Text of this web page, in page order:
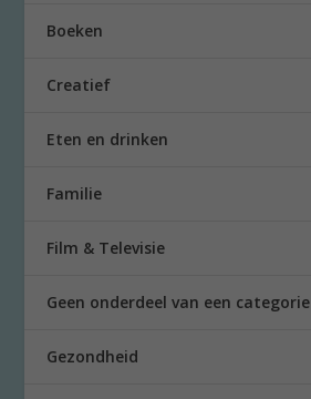
Boeken
Creatief
Eten en drinken
Familie
Film & Televisie
Geen onderdeel van een categorie
Gezondheid